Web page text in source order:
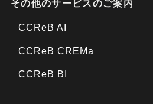
その他のサービスのご案内
CCReB AI
CCReB CREMa
CCReB BI